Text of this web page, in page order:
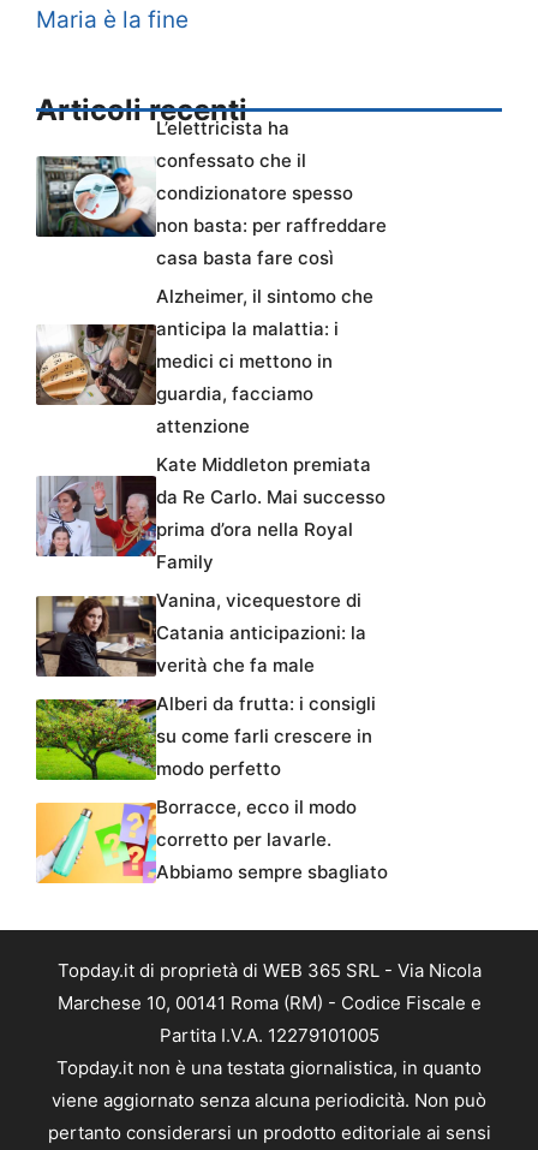
Maria è la fine
Articoli recenti
L’elettricista ha
confessato che il
condizionatore spesso
non basta: per raffreddare
casa basta fare così
Alzheimer, il sintomo che
anticipa la malattia: i
medici ci mettono in
guardia, facciamo
attenzione
Kate Middleton premiata
da Re Carlo. Mai successo
prima d’ora nella Royal
Family
Vanina, vicequestore di
Catania anticipazioni: la
verità che fa male
Alberi da frutta: i consigli
su come farli crescere in
modo perfetto
Borracce, ecco il modo
corretto per lavarle.
Abbiamo sempre sbagliato
Topday.it di proprietà di WEB 365 SRL - Via Nicola
Marchese 10, 00141 Roma (RM) - Codice Fiscale e
Partita I.V.A. 12279101005
Topday.it non è una testata giornalistica, in quanto
viene aggiornato senza alcuna periodicità. Non può
pertanto considerarsi un prodotto editoriale ai sensi